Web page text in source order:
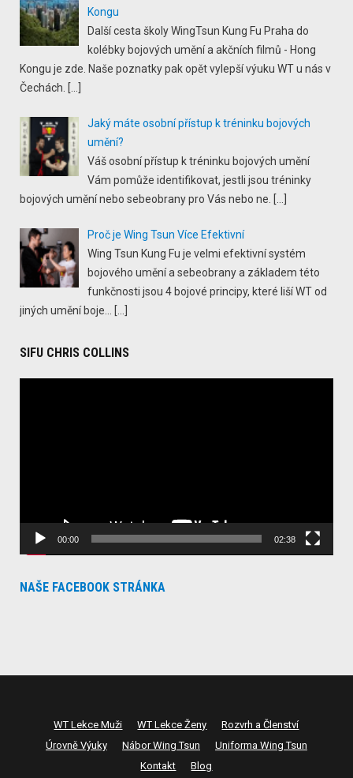
Kongu
Další cesta školy WingTsun Kung Fu Praha do
kolébky bojových umění a akčních filmů - Hong
Kongu je zde. Naše poznatky pak opět vylepší výuku WT u nás v
Čechách.
Jaký máte osobní přístup k tréninku bojových
umění?
Váš osobní přístup k tréninku bojových umění
Vám pomůže identifikovat, jestli jsou tréninky
bojových umění nebo sebeobrany pro Vás nebo ne.
Proč je Wing Tsun Více Efektivní
Wing Tsun Kung Fu je velmi efektivní systém
bojového umění a sebeobrany a základem této
funkčnosti jsou 4 bojové principy, které liší WT od
jiných umění boje...
SIFU CHRIS COLLINS
00:00 02:38
NAŠE FACEBOOK STRÁNKA
WT Lekce Muži WT Lekce Ženy
Rozvrh a Členství
Úrovně Výuky
Nábor Wing Tsun
Uniforma Wing Tsun
Kontakt
Blog